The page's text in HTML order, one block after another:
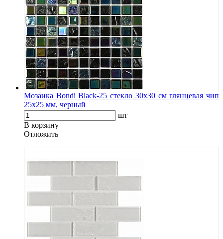
Мозаика Bondi Black-25 стекло 30х30 см глянцевая чип
25х25 мм, черный
шт
В корзину
Oтложить